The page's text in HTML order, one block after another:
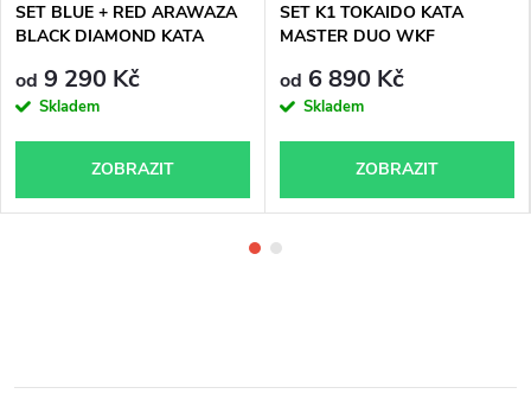
SET BLUE + RED ARAWAZA
BLACK DIAMOND KATA
od 9 290 Kč
Skladem
ZOBRAZIT
SET K1 TOKAIDO KATA
MASTER DUO WKF
od 6 890 Kč
Skladem
ZOBRAZIT